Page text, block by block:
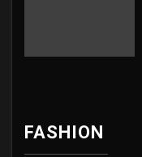
FASHION